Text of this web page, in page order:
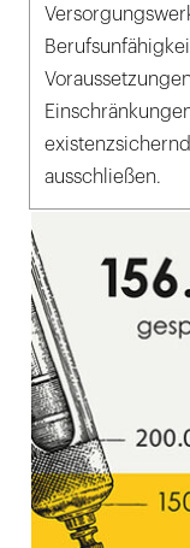
ausschließen.